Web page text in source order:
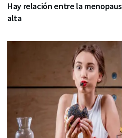
Hay relación entre la
alta